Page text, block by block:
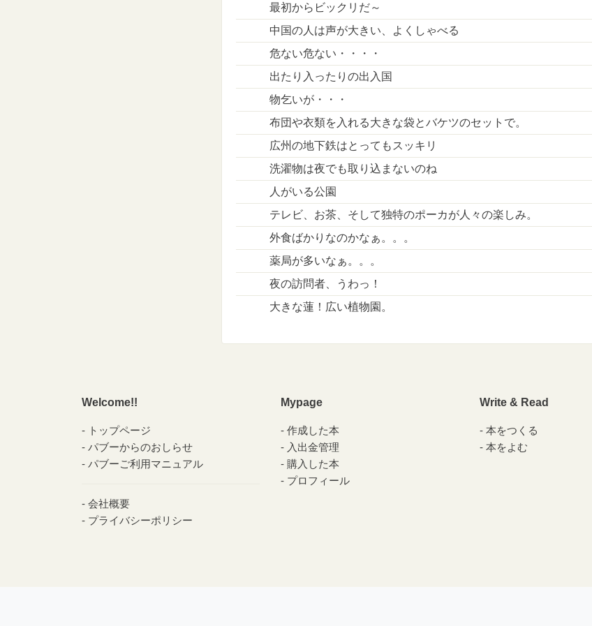
最初からビックリだ～
中国の人は声が大きい、よくしゃべる
危ない危ない・・・・
出たり入ったりの出入国
物乞いが・・・
布団や衣類を入れる大きな袋とバケツのセットで。
広州の地下鉄はとってもスッキリ
洗濯物は夜でも取り込まないのね
人がいる公園
テレビ、お茶、そして独特のポーカが人々の楽しみ。
外食ばかりなのかなぁ。。。
薬局が多いなぁ。。。
夜の訪問者、うわっ！
大きな蓮！広い植物園。
Welcome!!
トップページ
パブーからのおしらせ
パブーご利用マニュアル
会社概要
プライバシーポリシー
Mypage
作成した本
入出金管理
購入した本
プロフィール
Write & Read
本をつくる
本をよむ